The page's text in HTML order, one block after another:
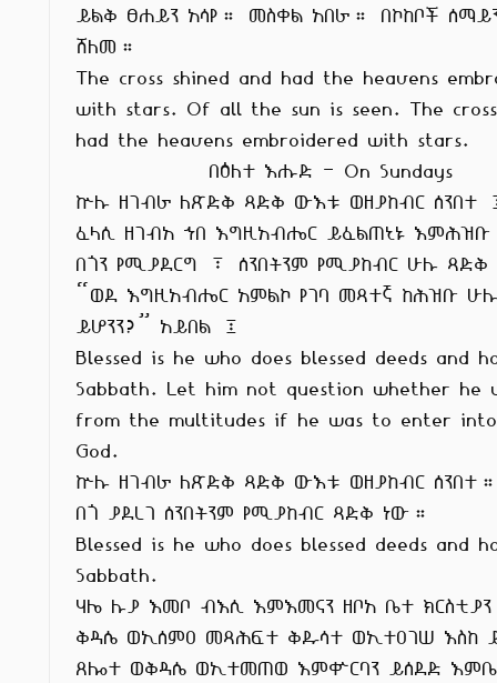
ይልቅ ፀሐይን አሳየ። መስቀል አበራ። በኮከቦች
ሸለመ።
The cross shined and had the heavens
with stars. Of all the sun is seen. The
had the heavens embroidered with stars.
ኵሉ ዘገብራ ለጽድቅ ጻድቅ ውእቱ ወዘያከብር ሰንበተ
ፈላሲ ዘገብአ ኀበ እግዚአብሔር ይፈልጠኒኑ እምሕዝቡ
በጎን የሚያደርግ ፣ ሰንበትንም የሚያከብር ሁሉ
“ወደ እግዚአብሔር አምልኮ የገባ መጻተኛ ከሕዝቡ ሁሉ
ይሆንን?” አይበል ፤
Blessed is he who does blessed deeds and
Sabbath. Let him not question whether he
from the multitudes if he was to enter
God.
ኵሉ ዘገብራ ለጽድቅ ጻድቅ ውእቱ ወዘያከብር
በጎ ያደረገ ሰንበትንም የሚያከብር ጻድቅ ነው።
Blessed is he who does blessed deeds and
Sabbath.
ሃሌ ሉያ እመቦ ብእሲ እምእመናን ዘቦአ ቤተ
ቅዳሴ ወኢሰምዐ መጻሕፍተ ቅዱሳተ ወኢተዐገሠ
ጸሎተ ወቅዳሴ ወኢተመጠወ እምቍርባን ይሰደድ